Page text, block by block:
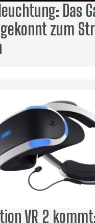
Das
zum
VR 2